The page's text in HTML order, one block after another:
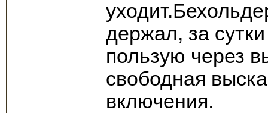
держал, за
пользую через
свободная
включения.